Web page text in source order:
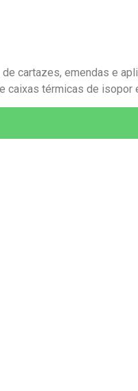
cartazes, emendas e
caixas térmicas de isopor